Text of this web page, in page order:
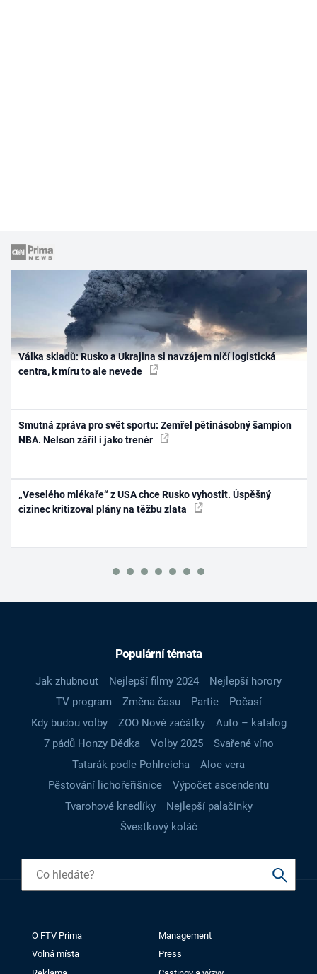
Válka skladů: Rusko a Ukrajina si navzájem ničí logistická
centra, k míru to ale nevede
Smutná zpráva pro svět sportu: Zemřel pětinásobný šampion
NBA. Nelson zářil i jako trenér
„Veselého mlékaře“ z USA chce Rusko vyhostit. Úspěšný
cizinec kritizoval plány na těžbu zlata
Populární témata
Jak zhubnout Nejlepší filmy 2024
Nejlepší horory
TV program
Změna času Partie
Počasí
Kdy budou volby
ZOO Nové začátky
Auto – katalog
7 pádů Honzy Dědka
Volby 2025
Svařené víno
Tatarák podle Pohlreicha
Aloe vera
Pěstování lichořeřišnice
Výpočet ascendentu
Tvarohové knedlíky
Nejlepší palačinky
Švestkový koláč
O FTV Prima
Management
Volná místa
Press